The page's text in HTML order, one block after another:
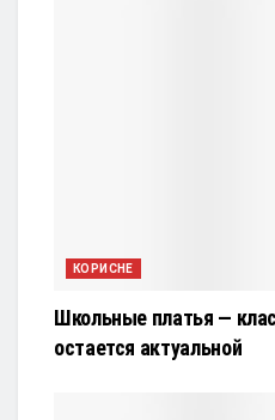
КОРИСНЕ
Школьные платья —
остается актуальной